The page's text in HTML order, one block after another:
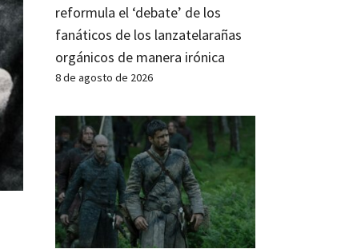
reformula el ‘debate’ de los
fanáticos de los lanzatelarañas
orgánicos de manera irónica
8 de agosto de 2026